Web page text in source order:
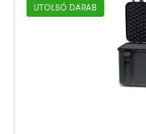
UTOLSÓ DARAB